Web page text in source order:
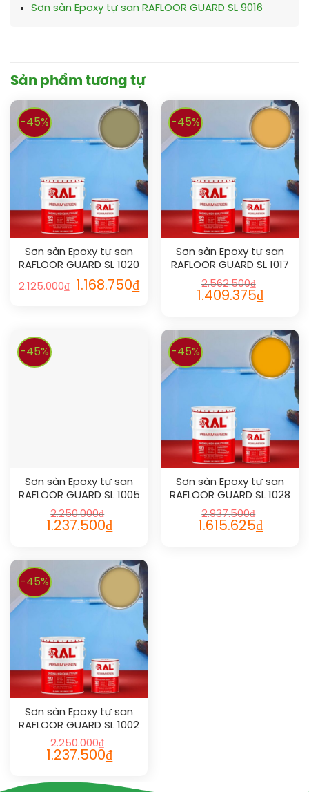
Sơn sàn Epoxy tự san RAFLOOR GUARD SL 9016
Sản phẩm tương tự
-45%
Sơn sàn Epoxy tự san
RAFLOOR GUARD SL 1020
2.125.000₫ 1.168.750₫
-45%
Sơn sàn Epoxy tự san
RAFLOOR GUARD SL 1017
2.562.500₫
1.409.375₫
-45%
Sơn sàn Epoxy tự san
RAFLOOR GUARD SL 1005
2.250.000₫
1.237.500₫
-45%
Sơn sàn Epoxy tự san
RAFLOOR GUARD SL 1028
2.937.500₫
1.615.625₫
-45%
Sơn sàn Epoxy tự san
RAFLOOR GUARD SL 1002
2.250.000₫
1.237.500₫